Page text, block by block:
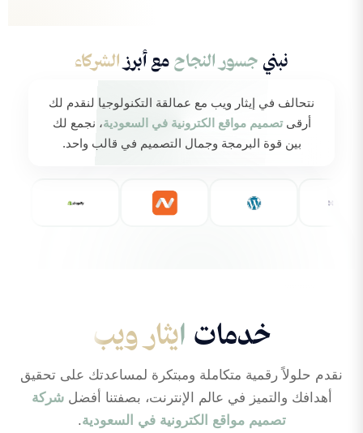
زيارة الموقع المباشر
نبني جسور النجاحمع أبرزالشركاء
نتحالف في إيثار ويب مع عمالقة التكنولوجيا لنقدم لك
أرقىتصميم مواقع الكترونية في السعودية، نجمع لك
بين قوة البرمجة وجمال التصميم في قالب واحد.
خدمات ايثار ويب
نقدم حلولاً رقمية متكاملة ومبتكرة لمساعدتك على تحقيق
أهدافك والتميز في عالم الإنترنت، بصفتنا أفضلشركة
تصميم مواقع الكترونية في السعودية.